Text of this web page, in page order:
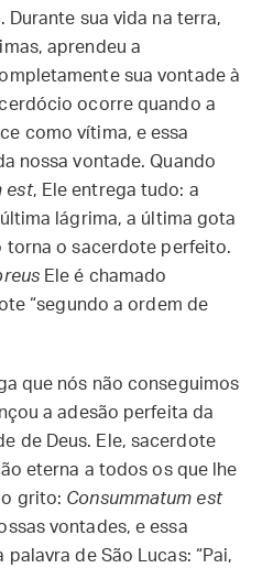
sua vida na terra,
aprendeu a
sua vontade à
ocorre quando a
como vítima, e essa
nossa vontade. Quando
est, Ele entrega tudo: a
lágrima, a última gota
torna o sacerdote perfeito.
Ele é chamado
“segundo a ordem de
que nós não conseguimos
a adesão perfeita da
de Deus. Ele, sacerdote
eterna a todos os que lhe
grito: Consummatum est
vontades, e essa
de São Lucas: “Pai,